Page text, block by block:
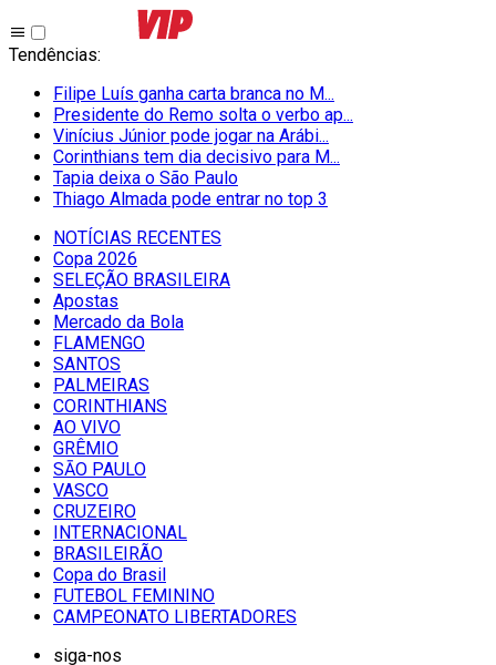
Tendências:
Filipe Luís ganha carta branca no M...
Presidente do Remo solta o verbo ap...
Vinícius Júnior pode jogar na Arábi...
Corinthians tem dia decisivo para M...
Tapia deixa o São Paulo
Thiago Almada pode entrar no top 3
NOTÍCIAS RECENTES
Copa 2026
SELEÇÃO BRASILEIRA
Apostas
Mercado da Bola
FLAMENGO
SANTOS
PALMEIRAS
CORINTHIANS
AO VIVO
GRÊMIO
SĀO PAULO
VASCO
CRUZEIRO
INTERNACIONAL
BRASILEIRÃO
Copa do Brasil
FUTEBOL FEMININO
CAMPEONATO LIBERTADORES
siga-nos